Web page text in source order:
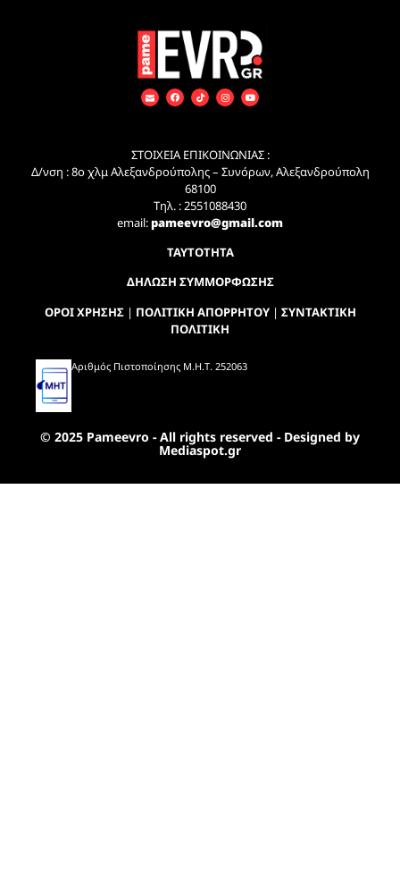
ΣΤΟΙΧΕΙΑ ΕΠΙΚΟΙΝΩΝΙΑΣ :
Δ/νση : 8ο χλμ Αλεξανδρούπολης – Συνόρων, Αλεξανδρούπολη
68100
Τηλ. : 2551088430
email:pameevro@gmail.com
ΤΑΥΤΟΤΗΤΑ
ΔΗΛΩΣΗ ΣΥΜΜΟΡΦΩΣΗΣ
ΟΡΟΙ ΧΡΗΣΗΣ| ΠΟΛΙΤΙΚΗ ΑΠΟΡΡΗΤΟΥ| ΣΥΝΤΑΚΤΙΚΗ
ΠΟΛΙΤΙΚΗ
Αριθμός Πιστοποίησης Μ.Η.Τ. 252063
© 2025 Pameevro - All rights reserved - Designed by
Mediaspot.gr